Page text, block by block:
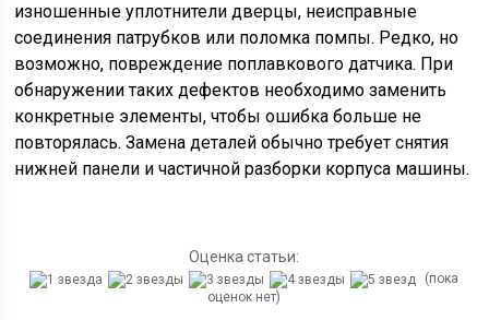
изношенные уплотнители дверцы, неисправные
соединения патрубков или поломка помпы. Редко, но
возможно, повреждение поплавкового датчика. При
обнаружении таких дефектов необходимо заменить
конкретные элементы, чтобы ошибка больше не
повторялась. Замена деталей обычно требует снятия
нижней панели и частичной разборки корпуса машины.
Оценка статьи:
(пока
оценок нет)